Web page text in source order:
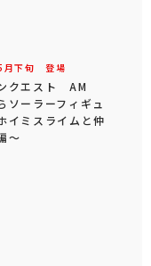
月下旬 登場
クエスト AM
ソーラーフィギュ
ミスライムと仲
～